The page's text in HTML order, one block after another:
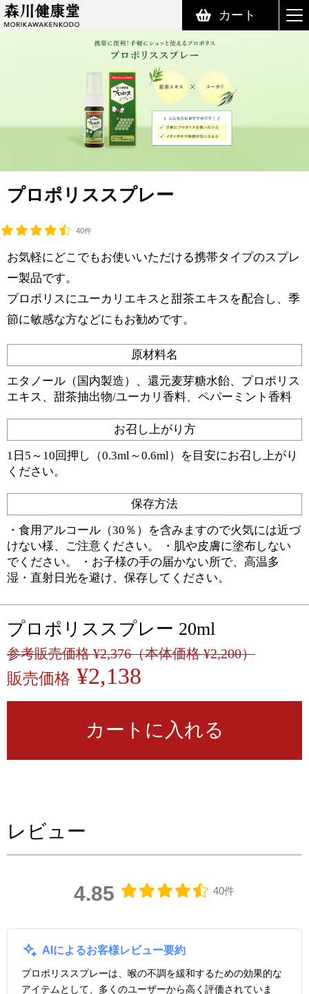
森川健康堂 MORIKAWAKENKODO
カート
プロポリススプレー
40件
お気軽にどこでもお使いいただける携帯タイプのスプレ
ー製品です。
プロポリスにユーカリエキスと甜茶エキスを配合し、季
節に敏感な方などにもお勧めです。
原材料名
エタノール（国内製造）、還元⻨芽糖⽔飴、プロポリス
エキス、甜茶抽出物/ユーカリ香料、ペパーミント香料
お召し上がり方
1日5～10回押し（0.3ml～0.6ml）を目安にお召し上がり
ください。
保存方法
・食用アルコール（30％）を含みますので火気には近づ
けない様、ご注意ください。 ・肌や皮膚に塗布しない
でください。 ・お子様の手の届かない所で、高温多
湿・直射日光を避け、保存してください。
プロポリススプレー 20ml
参考販売価格 ¥2,376（本体価格 ¥2,200）
販売価格 ¥2,138
カートに入れる
レビュー
4.85 40件
AIによるお客様レビュー要約
プロポリススプレーは、喉の不調を緩和するための効果的な
アイテムとして、多くのユーザーから高く評価されていま